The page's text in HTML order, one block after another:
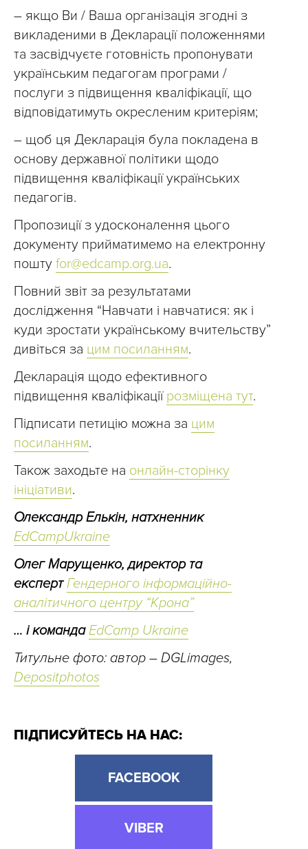
– якщо Ви / Ваша організація згодні з
викладеними в Декларації положеннями
та засвідчуєте готовність пропонувати
українським педагогам програми /
послуги з підвищення кваліфікації, що
відповідатимуть окресленим критеріям;
– щоб ця Декларація була покладена в
основу державної політики щодо
підвищення кваліфікації українських
педагогів.
Пропозиції з удосконалення цього
документу прийматимемо на електронну
пошту for@edcamp.org.ua.
Повний звіт за результатами
дослідження “Навчати і навчатися: як і
куди зростати українському вчительству”
дивіться за цим посиланням.
Декларація щодо ефективного
підвищення кваліфікації розміщена тут.
Підписати петицію можна за цим
посиланням.
Також заходьте на онлайн-сторінку
ініціативи.
Олександр Елькін, натхненник
EdСampUkraine
Олег Марущенко, директор та
експертГендерного інформаційно-
аналітичного центру “Крона”
… і командаEdCamp Ukraine
Титульне фото: автор – DGLimages,
Depositphotos
ПІДПИСУЙТЕСЬ НА НАС:
FACEBOOK
VIBER